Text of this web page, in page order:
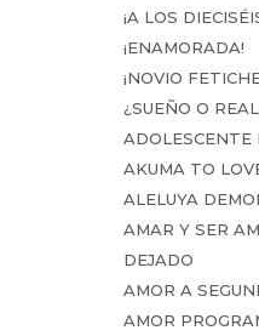
¡A LOS
¡ENAMORADA!
¡NOVIO
¿SUEÑO O
ADOLESCENTE
AKUMA TO
ALELUYA
AMAR Y SER
DEJADO
AMOR A
AMOR